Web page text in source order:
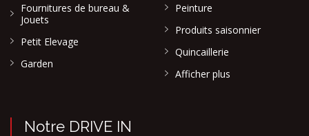
Fournitures de bureau &
Jouets
Petit Elevage
Garden
Peinture
Produits saisonnier
Quincaillerie
Afficher plus
Notre DRIVE IN